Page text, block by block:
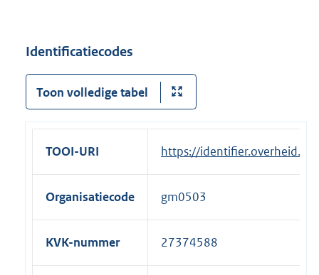
Identificatiecodes
Toon volledige tabel
TOOI-URI https://
Organisatiecode gm0503
KVK-nummer 27374588